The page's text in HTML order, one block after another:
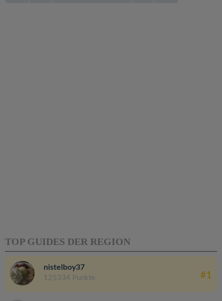
TOP GUIDES DER REGION
nistelboy37
125334 Punkte #1